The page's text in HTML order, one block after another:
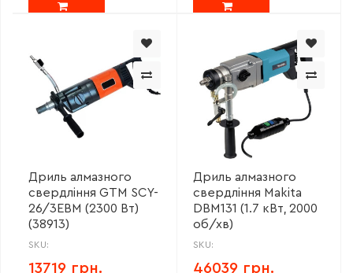
Дриль алмазного
свердління GTM SCY-
26/3EBM (2300 Вт)
(38913)
SKU:
13719 грн.
Дриль алмазного
свердління Makita
DBM131 (1.7 кВт, 2000
об/хв)
SKU:
46039 грн.